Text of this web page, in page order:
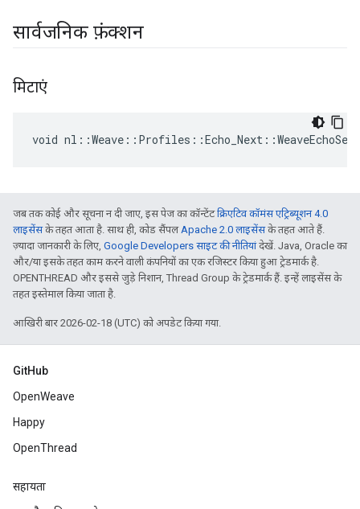
सार्वजनिक फ़ंक्शन
मिटाएं
void
जब तक कोई और सूचना न दी जाए, इस पेज का कॉन्टेंटक्रिएटिव कॉमंस एट्रिब्यूशन 4.0
लाइसेंसके तहत आता है. साथ ही, कोड सैंपलApache 2.0 लाइसेंसके तहत आते हैं.
ज़्यादा जानकारी के लिए, Google Developers साइट की नीतियांदेखें. Java, Oracle का
और/या इसके तहत काम करने वाली कंपनियों का एक रजिस्टर किया हुआ ट्रेडमार्क है.
OPENTHREAD और इससे जुड़े निशान, Thread Group के ट्रेडमार्क हैं. इन्हें लाइसेंस के
तहत इस्तेमाल किया जाता है.
आखिरी बार 2026-02-18 (UTC) को अपडेट किया गया.
GitHub
OpenWeave
Happy
OpenThread
सहायता